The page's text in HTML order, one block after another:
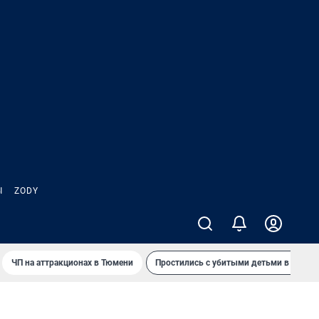
ZODY
ЧП на аттракционах в Тюмени Простились с убитыми детьми в